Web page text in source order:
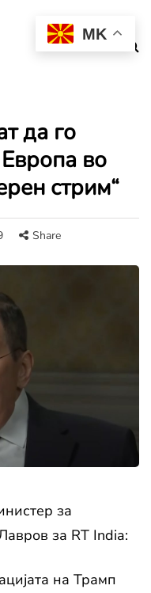
да го
во
стрим“
Share
за
за RT India:
на Трамп
MK